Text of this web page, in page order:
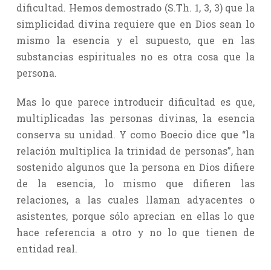
dificultad. Hemos demostrado (S.Th. 1, 3, 3) que la
simplicidad divina requiere que en Dios sean lo
mismo la esencia y el supuesto, que en las
substancias espirituales no es otra cosa que la
persona.
Mas lo que parece introducir dificultad es que,
multiplicadas las personas divinas, la esencia
conserva su unidad. Y como Boecio dice que “la
relación multiplica la trinidad de personas”, han
sostenido algunos que la persona en Dios difiere
de la esencia, lo mismo que difieren las
relaciones, a las cuales llaman adyacentes o
asistentes, porque sólo aprecian en ellas lo que
hace referencia a otro y no lo que tienen de
entidad real.